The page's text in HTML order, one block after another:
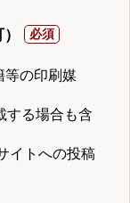
等の印刷媒
する場合も含
イトへの投稿